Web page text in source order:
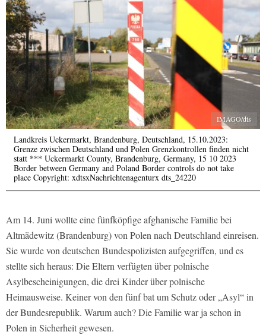
IMAGO/dts
Landkreis Uckermarkt, Brandenburg, Deutschland, 15.10.2023:
Grenze zwischen Deutschland und Polen Grenzkontrollen finden nicht
statt *** Uckermarkt County, Brandenburg, Germany, 15 10 2023
Border between Germany and Poland Border controls do not take
place Copyright: xdtsxNachrichtenagenturx dts_24220
Am 14. Juni wollte eine fünfköpfige afghanische Familie bei
Altmädewitz (Brandenburg) von Polen nach Deutschland einreisen.
Sie wurde von deutschen Bundespolizisten aufgegriffen, und es
stellte sich heraus: Die Eltern verfügten über polnische
Asylbescheinigungen, die drei Kinder über polnische
Heimausweise. Keiner von den fünf bat um Schutz oder „Asyl“ in
der Bundesrepublik. Warum auch? Die Familie war ja schon in
Polen in Sicherheit gewesen.